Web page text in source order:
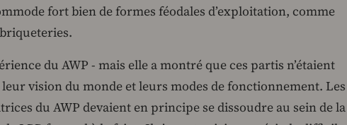
fort bien de formes féodales d’exploitation, comme
du AWP - mais elle a montré que ces partis n’étaient
vision du monde et leurs modes de fonctionnement. Les
du AWP devaient en principe se dissoudre au sein de la